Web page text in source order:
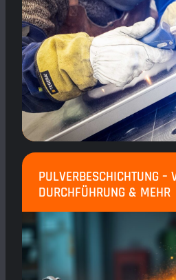
PULVERBESCHICHTUNG –
DURCHFÜHRUNG & MEHR